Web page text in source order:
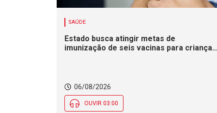
SAÚDE
Estado busca atingir metas de
imunização de seis vacinas para crianças
06/08/2026
OUVIR 03:00